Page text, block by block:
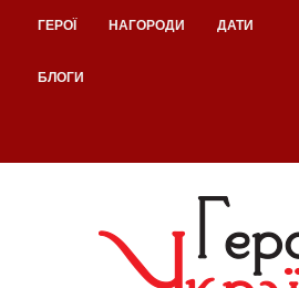
ГЕРОЇ НАГОРОДИ ДАТИ
БЛОГИ